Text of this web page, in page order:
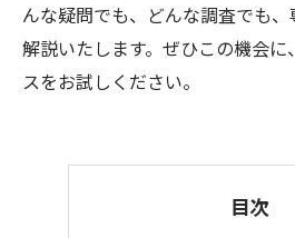
んな疑問でも、どんな調査でも
解説いたします。ぜひこの機会
スをお試しください。
目次